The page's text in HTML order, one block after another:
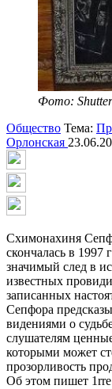
Фото:
Общество Тема:
Орлонская
Схимонахиня
скончалась в 1997
значимый след в
известных
записанных
Сепфора
видениями о
слушателям
которыми может
прозорливость
Об этом пишет